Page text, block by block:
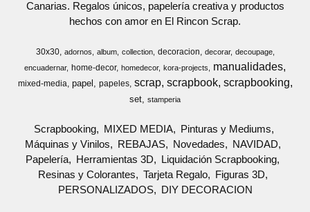
Canarias. Regalos únicos, papelería creativa y productos
hechos con amor en El Rincon Scrap.
30x30 adornos album collection decoracion decorar
decoupage
encuadernar
home-decor homedecor kora-projects manualidades
mixed-media papel papeles scrap scrapbook scrapbooking
set stamperia
Scrapbooking MIXED MEDIA
Pinturas y Mediums
Máquinas y Vinilos
REBAJAS Novedades
NAVIDAD
Papelería
Herramientas 3D
Liquidación Scrapbooking
Resinas y Colorantes
Tarjeta Regalo
Figuras 3D
PERSONALIZADOS
DIY DECORACION